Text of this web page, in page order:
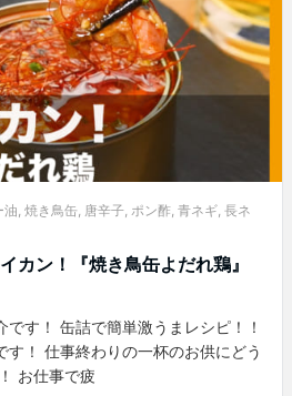
油, 焼き鳥缶, 唐辛子, ポン酢, 青ネギ, 長ネ
カン！『焼き鳥缶よだれ鶏』
す！ 缶詰で簡単激うまレシピ！！
す！ 仕事終わりの一杯のお供にどう
お仕事で疲